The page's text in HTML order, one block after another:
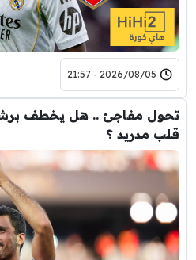
2026/08/05 - 21:57
تحول مفاجئ .. هل يخطف
قلب مدريد ؟